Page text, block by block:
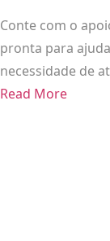
Conte com o
pronta para
necessidade de
Read More